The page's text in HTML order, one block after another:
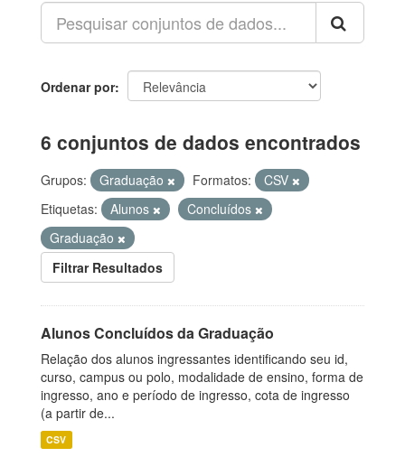
Ordenar por
6 conjuntos de dados encontrados
Grupos: Graduação Formatos:
CSV
Etiquetas:
Alunos
Concluídos
Graduação
Filtrar Resultados
Alunos Concluídos da Graduação
Relação dos alunos ingressantes identificando seu id,
curso, campus ou polo, modalidade de ensino, forma de
ingresso, ano e período de ingresso, cota de ingresso
(a partir de...
CSV